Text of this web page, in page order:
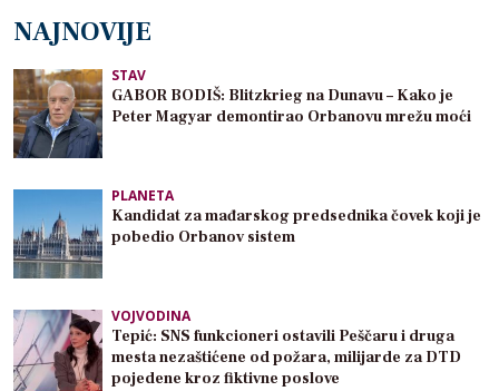
NAJNOVIJE
STAV
GABOR BODIŠ: Blitzkrieg na Dunavu – Kako je
Peter Magyar demontirao Orbanovu mrežu moći
PLANETA
Kandidat za mađarskog predsednika čovek koji je
pobedio Orbanov sistem
VOJVODINA
Tepić: SNS funkcioneri ostavili Peščaru i druga
mesta nezaštićene od požara, milijarde za DTD
pojedene kroz fiktivne poslove